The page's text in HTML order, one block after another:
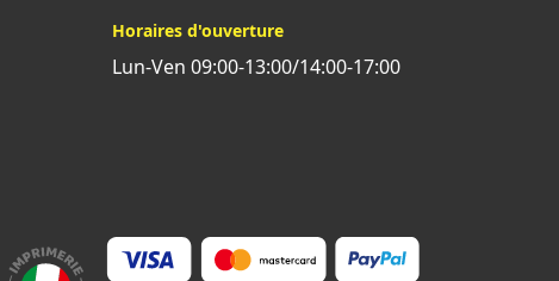
Horaires d'ouverture
Lun-Ven 09:00-13:00/14:00-17:00